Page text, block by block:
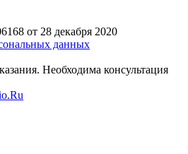
от 28 декабря 2020
данных
Необходима консультация